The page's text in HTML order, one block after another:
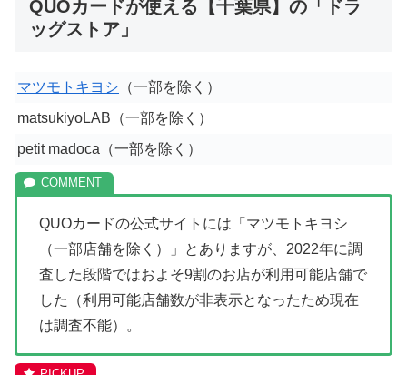
QUOカードが使える【千葉県】の「ドラ
ッグストア」
マツモトキヨシ （一部を除く）
matsukiyoLAB（一部を除く）
petit madoca（一部を除く）
QUOカードの公式サイトには「マツモトキヨシ
（一部店舗を除く）」とありますが、2022年に調
査した段階ではおよそ9割のお店が利用可能店舗で
した（利用可能店舗数が非表示となったため現在
は調査不能）。